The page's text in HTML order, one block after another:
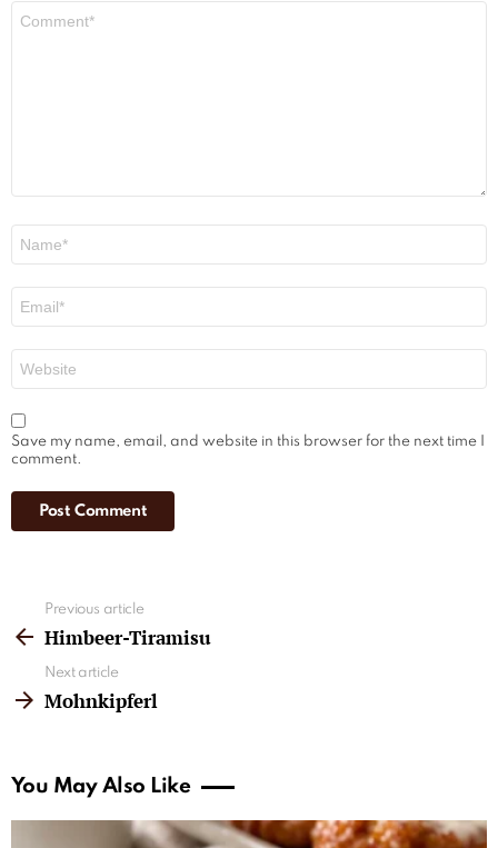
Save my name, email, and website in this browser for the next time I
comment.
more
Previous article
Himbeer-Tiramisu
Next article
Mohnkipferl
You May Also Like